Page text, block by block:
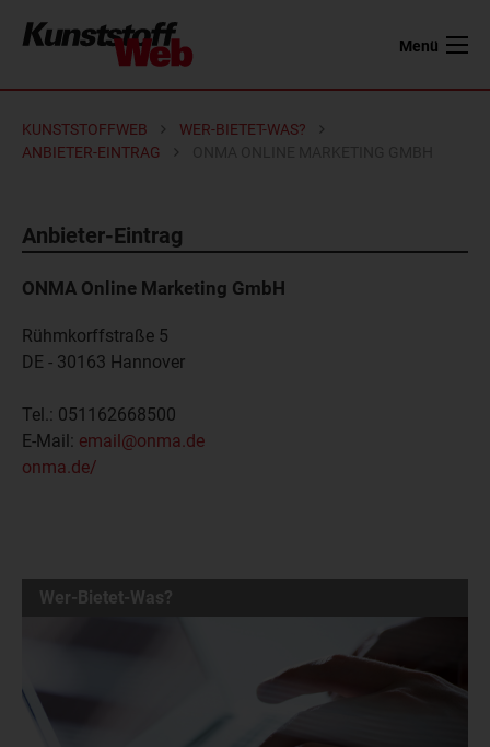
Menü
KUNSTSTOFFWEB
WER-BIETET-WAS?
ANBIETER-EINTRAG
Anbieter-Eintrag
ONMA Online Marketing GmbH
Rühmkorffstraße 5
DE - 30163 Hannover
Tel.: 051162668500
E-Mail: email@onma.de
onma.de/
Wer-Bietet-Was?